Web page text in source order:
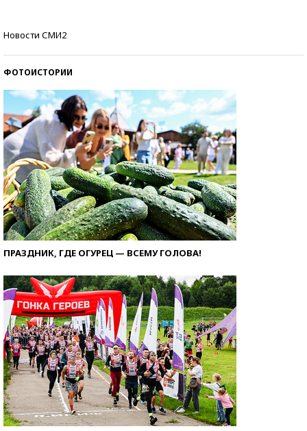
Новости СМИ2
ФОТОИСТОРИИ
ПРАЗДНИК, ГДЕ ОГУРЕЦ — ВСЕМУ ГОЛОВА!